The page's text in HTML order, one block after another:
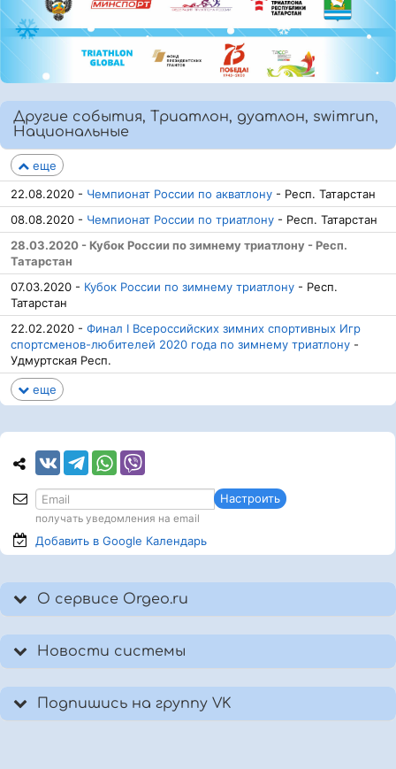
Другие события, Триатлон, дуатлон, swimrun,
Национальные
еще
22.08.2020 - Чемпионат России по акватлону - Респ. Татарстан
08.08.2020 - Чемпионат России по триатлону - Респ. Татарстан
28.03.2020 - Кубок России по зимнему триатлону - Респ.
Татарстан
07.03.2020 - Кубок России по зимнему триатлону - Респ.
Татарстан
22.02.2020 - Финал I Всероссийских зимних спортивных Игр
спортсменов-любителей 2020 года по зимнему триатлону -
Удмуртская Респ.
еще
Настроить
получать уведомления на email
Добавить в Google Календарь
О сервисе Orgeo.ru
Новости системы
Подпишись на группу VK